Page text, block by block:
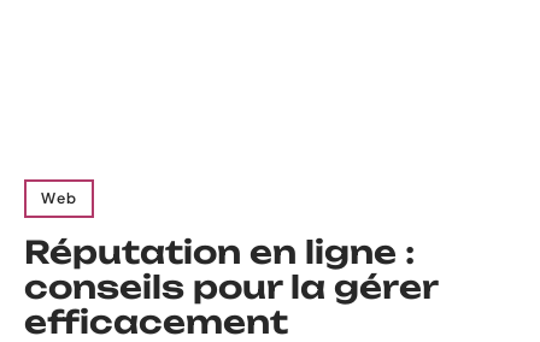
Web
Réputation en ligne :
conseils pour la gérer
efficacement